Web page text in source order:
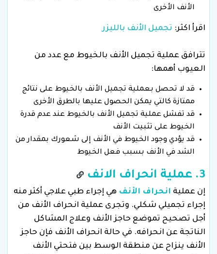
الأنف الأخرى
اقرأ اكثر: تجميل الأنف بالليزر
تترافق عملية تجميل الأنف بالخيوط مع عدد من
العيوب أهمها:
قد لا تحصل بعملية تجميل الأنف بالخيوط على نتائج
ممتازة كالتي يمكن الحصول عليها بالطرق الأخرى
قد تفشل عملية تجميل الأنف بالخيوط عند عدم قدرة
الخيوط على تثبيت الأنف
قد يؤدي وجود الخيوط في الأنف إلى شعورك بمقدار من
الشد في الأنف بسبب فعل الخيوط
3. عملية انحراف الانف
إن عملية انحراف الأنف هي إجراء طبي علاجي أكثر منه
إجراء تجميلي شكلي. وتجرى عملية انحراف الأنف من
أجل تصحيح تموضع حاجز الأنف وعلاج المشاكل
الناتجة عن انحرافه. في حالة انحراف الأنف فإن حاجز
الأنف ينزاح عن منطقة الوسط بين فتحتي الأنف